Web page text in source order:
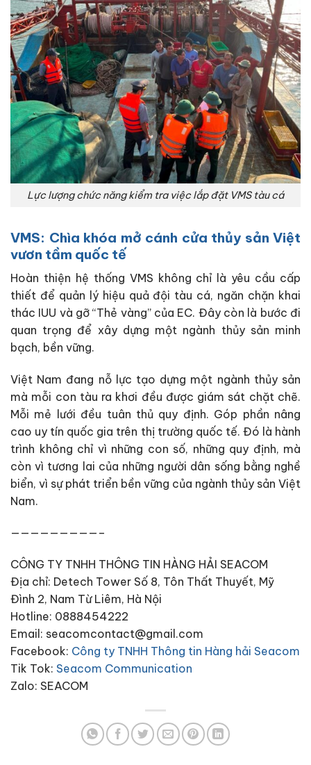
Lực lượng chức năng kiểm tra việc lắp đặt VMS tàu cá
VMS: Chìa khóa mở cánh cửa thủy sản Việt
vươn tầm quốc tế
Hoàn thiện hệ thống VMS không chỉ là yêu cầu cấp
thiết để quản lý hiệu quả đội tàu cá, ngăn chặn khai
thác IUU và gỡ “Thẻ vàng” của EC. Đây còn là bước đi
quan trọng để xây dựng một ngành thủy sản minh
bạch, bền vững.
Việt Nam đang nỗ lực tạo dựng một ngành thủy sản
mà mỗi con tàu ra khơi đều được giám sát chặt chẽ.
Mỗi mẻ lưới đều tuân thủ quy định. Góp phần nâng
cao uy tín quốc gia trên thị trường quốc tế. Đó là hành
trình không chỉ vì những con số, những quy định, mà
còn vì tương lai của những người dân sống bằng nghề
biển, vì sự phát triển bền vững của ngành thủy sản Việt
Nam.
—————————–
CÔNG TY TNHH THÔNG TIN HÀNG HẢI SEACOM
Địa chỉ: Detech Tower Số 8, Tôn Thất Thuyết, Mỹ
Đình 2, Nam Từ Liêm, Hà Nội
Hotline: 0888454222
Email: seacomcontact@gmail.com
Facebook: Công ty TNHH Thông tin Hàng hải Seacom
Tik Tok: Seacom Communication
Zalo: SEACOM